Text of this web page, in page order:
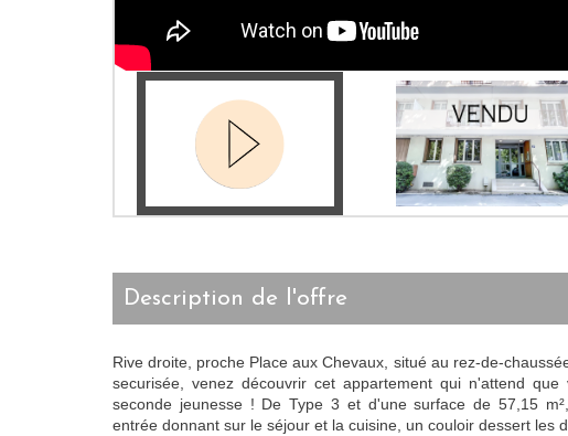
description de l'offre
Rive droite, proche Place aux Chevaux, situé au rez-de-
securisée, venez découvrir cet appartement qui n'attend
seconde jeunesse ! De Type 3 et d'une surface de 57,15
entrée donnant sur le séjour et la cuisine, un couloir dessert les